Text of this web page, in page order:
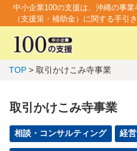
中小企業100の支援は、沖縄の事
（支援策・補助金）に関する手引
TOP > 取引かけこみ寺事業
取引かけこみ寺事業
相談・コンサルティング 経